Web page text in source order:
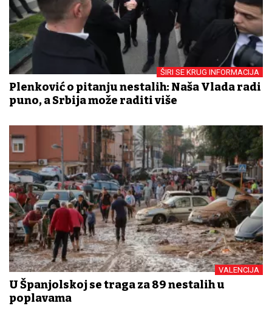
ŠIRI SE KRUG INFORMACIJA
Plenković o pitanju nestalih: Naša Vlada radi
puno, a Srbija može raditi više
VALENCIJA
U Španjolskoj se traga za 89 nestalih u
poplavama